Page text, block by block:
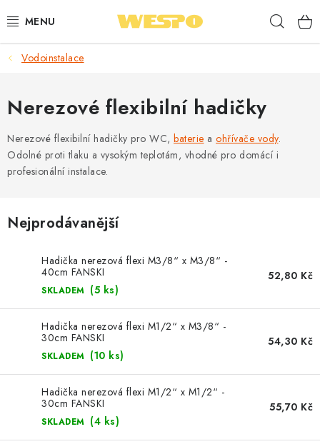
na
ARMATURY PRO TOPENÍ A VODU
TOPENÍ A OHŘEV VODY
TVAROVKY A TRUBKY
VODOINSTALACE
🏷️ VÝPRODEJ
⚡ NOVINKA
🎁 ODMĚNY ZA BODY
🏆 WESPO BONUS
Vodoinstalace
Nerezové flexibilní hadičky
Nerezové flexibilní hadičky pro WC, baterie a ohřívače vody.
Odolné proti tlaku a vysokým teplotám, vhodné pro domácí i
profesionální instalace.
Nejprodávanější
Hadička nerezová flexi M3/8“ x M3/8“ -
40cm FANSKI
SKLADEM (5 ks)
52,80 Kč
Hadička nerezová flexi M1/2“ x M3/8“ -
30cm FANSKI
SKLADEM (10 ks)
54,30 Kč
Hadička nerezová flexi M1/2“ x M1/2“ -
30cm FANSKI
SKLADEM (4 ks)
55,70 Kč